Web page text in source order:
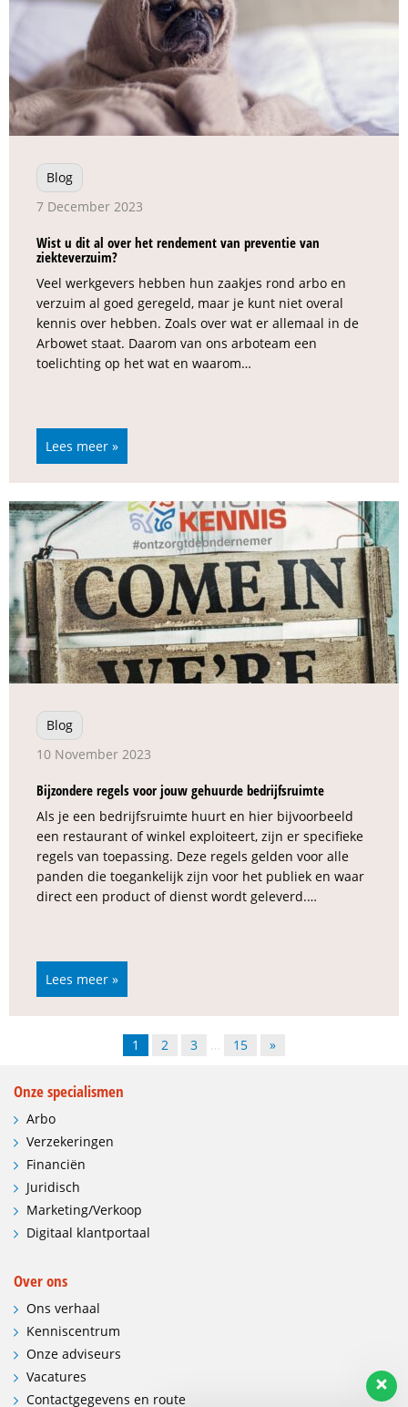
Blog
7 December 2023
Wist u dit al over het rendement van preventie van
ziekteverzuim?
Veel werkgevers hebben hun zaakjes rond arbo en
verzuim al goed geregeld, maar je kunt niet overal
kennis over hebben. Zoals over wat er allemaal in de
Arbowet staat. Daarom van ons arboteam een
toelichting op het wat en waarom…
Lees meer »
Blog
10 November 2023
Bijzondere regels voor jouw gehuurde bedrijfsruimte
Als je een bedrijfsruimte huurt en hier bijvoorbeeld
een restaurant of winkel exploiteert, zijn er specifieke
regels van toepassing. Deze regels gelden voor alle
panden die toegankelijk zijn voor het publiek en waar
direct een product of dienst wordt geleverd.…
Lees meer »
1 2 3 … 15 »
Onze specialismen
Arbo
Verzekeringen
Financiën
Juridisch
Marketing/Verkoop
Digitaal klantportaal
Over ons
Ons verhaal
Kenniscentrum
Onze adviseurs
Vacatures
Contactgegevens en route